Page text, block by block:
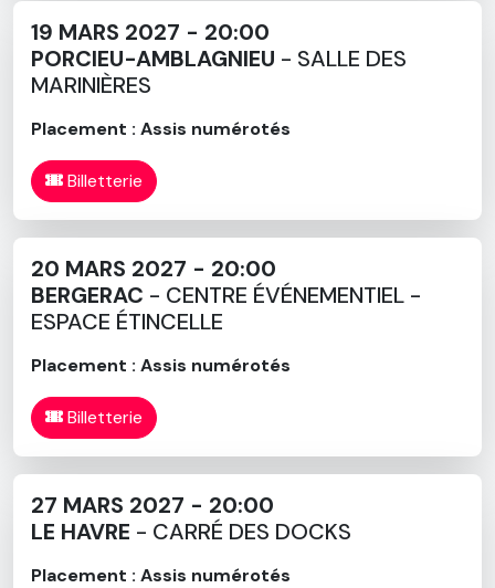
19 MARS 2027 - 20:00
PORCIEU-AMBLAGNIEU - SALLE DES
MARINIÈRES
Placement : Assis numérotés
Billetterie
20 MARS 2027 - 20:00
BERGERAC - CENTRE ÉVÉNEMENTIEL -
ESPACE ÉTINCELLE
Placement : Assis numérotés
Billetterie
27 MARS 2027 - 20:00
LE HAVRE - CARRÉ DES DOCKS
Placement : Assis numérotés